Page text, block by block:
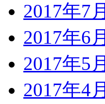
2017年7月
2017年6月
2017年5月
2017年4月